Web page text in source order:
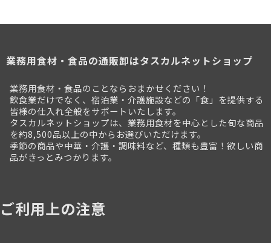
業務用食材・食品の通販卸はタスカルネットショップ
業務用食材・食品のことならおまかせください！
飲食業だけでなく、宿泊業・介護施設などの「食」を提供する
皆様の仕入れ全般をサポートいたします。
タスカルネットショップは、業務用食材を中心とした旬な商品
を約8,500品以上の中からお選びいただけます。
季節の商品や中華・介護・調味料など、種類も豊富！欲しい商
品がきっとみつかります。
ご利用上の注意